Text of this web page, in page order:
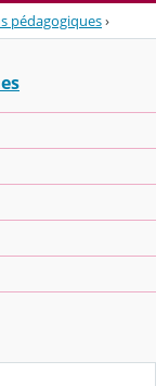
pédagogiques›